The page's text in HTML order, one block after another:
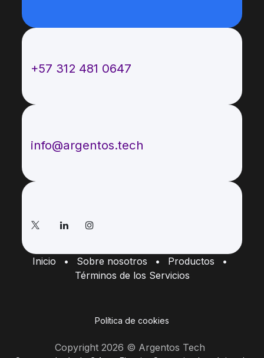
+57 312 481 0647
info@argentos.tech
Inicio • Sobre nosotros • Productos
•
Términos de los Servicios
Política de cookies
Copyright 2026 © Argentos Tech